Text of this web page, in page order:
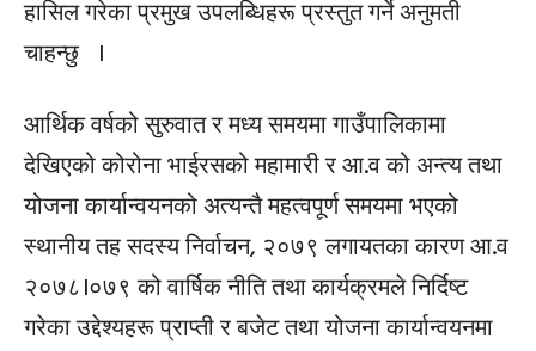
हासिल गरेका प्रमुख उपलब्धिहरू प्रस्तुत गर्ने अनुमती
चाहन्छु ।
आर्थिक वर्षको सुरुवात र मध्य समयमा गाउँपालिकामा
देखिएको कोरोना भाईरसको महामारी र आ.व को अन्त्य तथा
योजना कार्यान्वयनको अत्यन्तै महत्वपूर्ण समयमा भएको
स्थानीय तह सदस्य निर्वाचन, २०७९ लगायतका कारण आ.व
२०७८।०७९ को वार्षिक नीति तथा कार्यक्रमले निर्दिष्ट
गरेका उद्देश्यहरू प्राप्ती र बजेट तथा योजना कार्यान्वयनमा